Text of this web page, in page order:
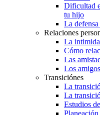
Dificultad
tu hijo
La
Relaciones
La
Cómo
Las
Los
Transiciónes
La
La
Estudios